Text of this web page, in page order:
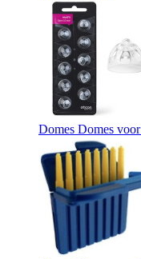
Domes Domes